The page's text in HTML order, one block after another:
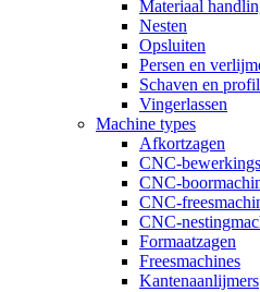
Materiaal
Nesten
Opsluiten
Persen en
Schaven en
Vingerlassen
Machine types
Afkortzagen
CNC-
CNC-
CNC-
CNC-
Formaatzagen
Freesmachines
Kantenaanlijmers